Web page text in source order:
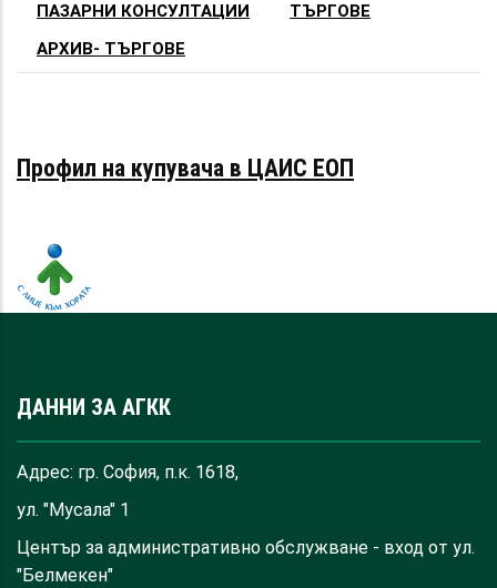
ПАЗАРНИ КОНСУЛТАЦИИ
ТЪРГОВЕ
АРХИВ- ТЪРГОВЕ
Профил на купувача в ЦАИС ЕОП
ДАННИ ЗА АГКК
Адрес: гр. София, п.к. 1618,
ул. "Мусала" 1
Център за административно обслужване - вход от ул.
"Белмекен"